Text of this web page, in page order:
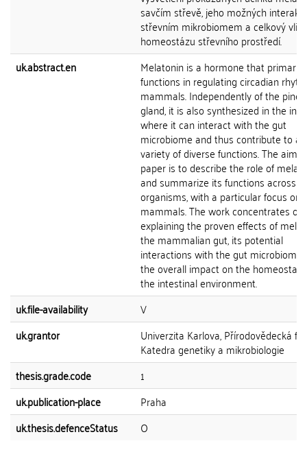
savčím střevě, jeho možných
střevním mikrobiomem a celkový vliv
homeostázu střevního prostředí.
uk.abstract.en
Melatonin is a hormone that primarily
functions in regulating circadian
mammals. Independently of the
gland, it is also synthesized in the
where it can interact with the gut
microbiome and thus contribute to a
variety of diverse functions. The aim
paper is to describe the role of
and summarize its functions across
organisms, with a particular focus on
mammals. The work concentrates on
explaining the proven effects of
the mammalian gut, its potential
interactions with the gut microbiome,
the overall impact on the
the intestinal environment.
uk.file-availability
V
uk.grantor
Univerzita Karlova, Přírodovědecká
Katedra genetiky a mikrobiologie
thesis.grade.code
1
uk.publication-place
Praha
uk.thesis.defenceStatus
O